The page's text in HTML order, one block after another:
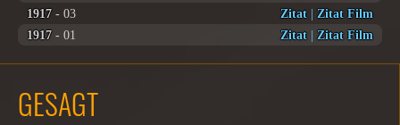
1917- 03 Zitat | Zitat Film
1917- 01 Zitat | Zitat Film
GESAGT